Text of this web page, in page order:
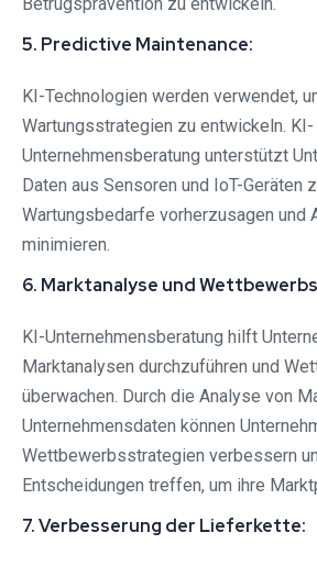
5. Predictive Maintenance:
KI-Technologien werden verwendet,
Wartungsstrategien zu entwickeln. KI-
Unternehmensberatung unterstützt
Daten aus Sensoren und IoT-Geräten
Wartungsbedarfe vorherzusagen und
minimieren.
6. Marktanalyse und
KI-Unternehmensberatung hilft
Marktanalysen durchzuführen und
überwachen. Durch die Analyse von
Unternehmensdaten können
Wettbewerbsstrategien verbessern
Entscheidungen treffen, um ihre
7. Verbesserung der Lieferkette: